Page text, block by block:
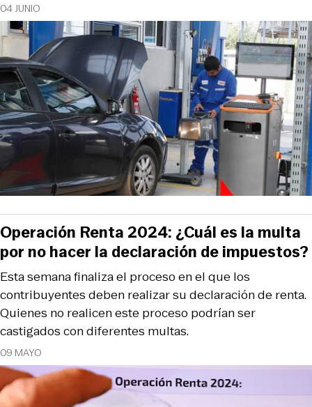
04 JUNIO
09 MAYO
Esta semana finaliza el proceso en el que los
contribuyentes deben realizar su declaración de renta.
Quienes no realicen este proceso podrían ser
castigados con diferentes multas.
Operación Renta 2024: ¿Cuál es la multa
por no hacer la declaración de impuestos?